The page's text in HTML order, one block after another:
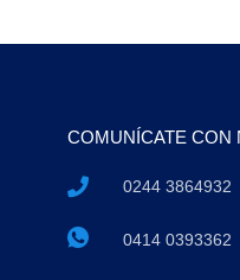
COMUNÍCATE CON
0244 3864932
0414 0393362